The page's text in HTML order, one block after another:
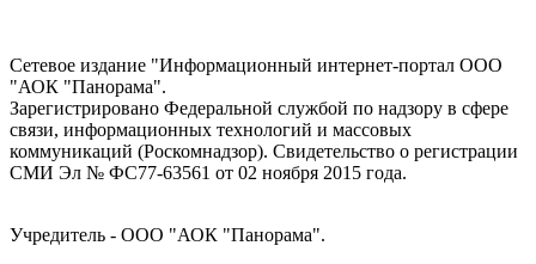
Сетевое издание "Информационный интернет-портал ООО
"АОК "Панорама".
Зарегистрировано Федеральной службой по надзору в сфере
связи, информационных технологий и массовых
коммуникаций (Роскомнадзор). Cвидетельство о регистрации
СМИ Эл № ФС77-63561 от 02 ноября 2015 года.
Учредитель - ООО "АОК "Панорама".